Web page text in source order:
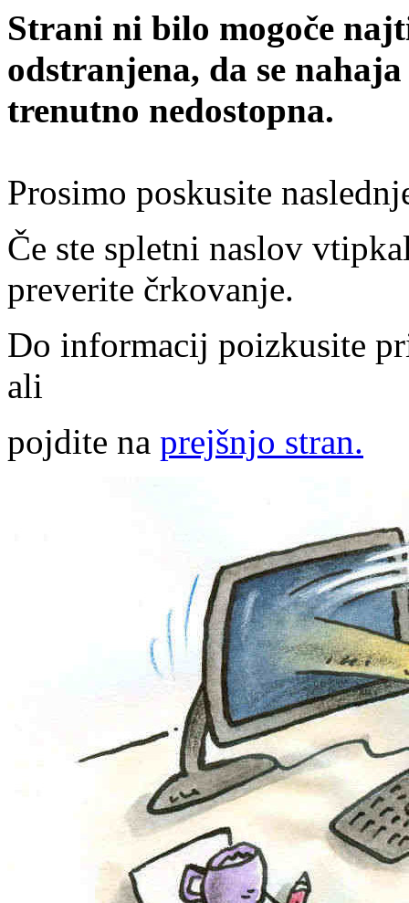
Strani ni bilo mogoče
odstranjena, da se
trenutno nedostopna.
Prosimo poskusite
Če ste spletni naslov
preverite črkovanje.
Do informacij poizkusite
ali
pojdite na prejšnjo stran.